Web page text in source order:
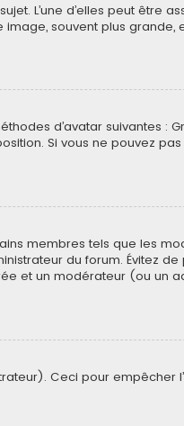
L’une d’elles peut être
souvent plus grande,
d’avatar suivantes :
Si vous ne pouvez pas
membres tels que les
du forum. Évitez
et un modérateur (ou un
Ceci pour empêcher